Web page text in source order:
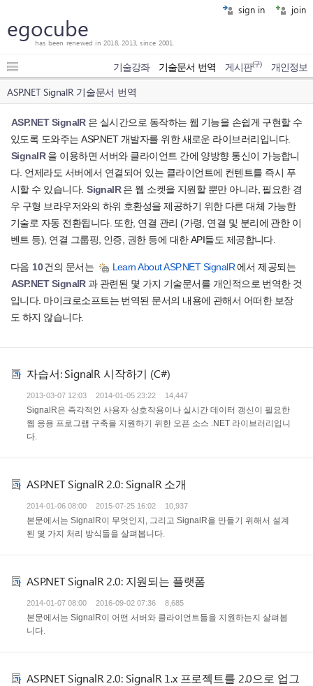
sign in join
egocube
has been renewed in 2018, 2013, since 2001.
기술강좌 기술문서 번역 게시판(구) 개인정보
ASP.NET SignalR 기술문서 번역
ASP.NET SignalR 은 실시간으로 동작하는 웹 기능을 손쉽게 구현할 수
있도록 도와주는 ASP.NET 개발자를 위한 새로운 라이브러리입니다.
SignalR 을 이용하면 서버와 클라이언트 간에 양방향 통신이 가능합니
다. 언제라도 서버에서 연결되어 있는 클라이언트에 컨텐트를 즉시 푸
시할 수 있습니다. SignalR 은 웹 소켓을 지원할 뿐만 아니라, 필요한 경
우 구형 브라우저와의 하위 호환성을 제공하기 위한 다른 대체 가능한
기술로 자동 전환됩니다. 또한, 연결 관리 (가령, 연결 및 분리에 관한 이
벤트 등), 연결 그룹핑, 인증, 권한 등에 대한 API들도 제공합니다.
다음 10건의 문서는 Learn About ASP.NET SignalR 에서 제공되는
ASP.NET SignalR 과 관련된 몇 가지 기술문서를 개인적으로 번역한 것
입니다. 마이크로소프트는 번역된 문서의 내용에 관해서 어떠한 보장
도 하지 않습니다.
자습서: SignalR 시작하기 (C#)
2013-03-07 12:03 2014-01-05 23:22 14,447
SignalR은 즉각적인 사용자 상호작용이나 실시간 데이터 갱신이 필요한
웹 응용 프로그램 구축을 지원하기 위한 오픈 소스 .NET 라이브러리입니
다.
ASP.NET SignalR 2.0: SignalR 소개
2014-01-06 08:00 2015-07-25 16:02 10,937
본문에서는 SignalR이 무엇인지, 그리고 SignalR을 만들기 위해서 설계
된 몇 가지 처리 방식들을 살펴봅니다.
ASP.NET SignalR 2.0: 지원되는 플랫폼
2014-01-07 08:00 2016-09-02 07:36 8,685
본문에서는 SignalR이 어떤 서버와 클라이언트들을 지원하는지 살펴봅
니다.
ASP.NET SignalR 2.0: SignalR 1.x 프로젝트를 2.0으로 업그